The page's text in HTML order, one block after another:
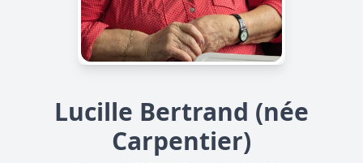
Lucille Bertrand (née
Carpentier)